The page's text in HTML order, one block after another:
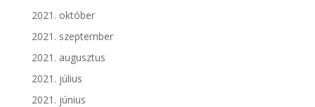
2021. október
2021. szeptember
2021. augusztus
2021. július
2021. június